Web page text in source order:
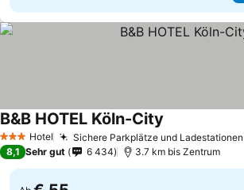
3 SterneHotel Sichere Parkplätze und
B&B HOTEL Köln-City
8,1 Sehr gut 6 434 3.7 km bis Zentrum